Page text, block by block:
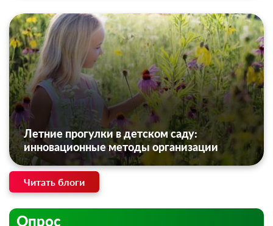
Летние прогулки в детском саду:
инновационные методы организации
Читать блоги
Опрос